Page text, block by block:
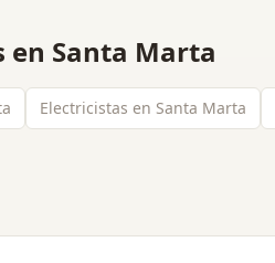
en Santa Marta
Electricistas en Santa Marta